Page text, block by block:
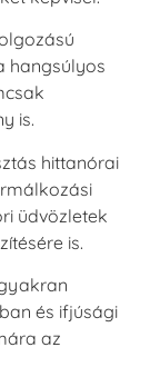
hangsúlyos
is.
hittanórai
üdvözletek
is.
és ifjúsági
az